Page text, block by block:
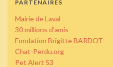
PARTENAIRES
Mairie de Laval
30 millions d’amis
Fondation Brigitte BARDOT
Chat-Perdu.org
Pet Alert 53